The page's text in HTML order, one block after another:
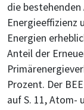
die
Energieeffizienz
Energien
Anteil der
Prozent. Der
auf S. 11, Atom-